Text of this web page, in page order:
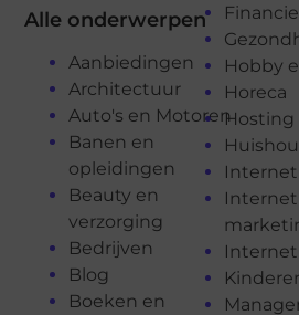
Alle onderwerpen
Aanbiedingen
Architectuur
Auto's en Motoren
Banen en
opleidingen
Beauty en
verzorging
Bedrijven
Blog
Boeken en
Hobby
Horeca
Hosting
Internet
Internet